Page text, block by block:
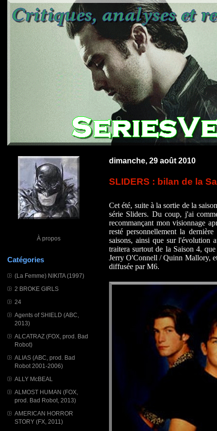
À propos
Catégories
(La Femme) NIKITA (1997)
2 BROKE GIRLS
24
Agents of SHIELD (ABC,
2013)
ALCATRAZ (FOX, prod. Bad
Robot)
ALIAS (ABC, prod. Bad
Robot 2001-2006)
ALLY McBEAL
ALMOST HUMAN (FOX,
prod. Bad Robot, 2013)
AMERICAN HORROR
STORY (FX, 2011)
dimanche, 29 août 2010
SLIDERS : bilan de la
Cet été, suite à la sortie de la
série Sliders. Du coup, j'ai
recommançant mon visionnage
resté personnellement la
saisons, ainsi que sur l'évolution
traitera surtout de la Saison 4,
Jerry O'Connell / Quinn Mallory,
diffusée par M6.